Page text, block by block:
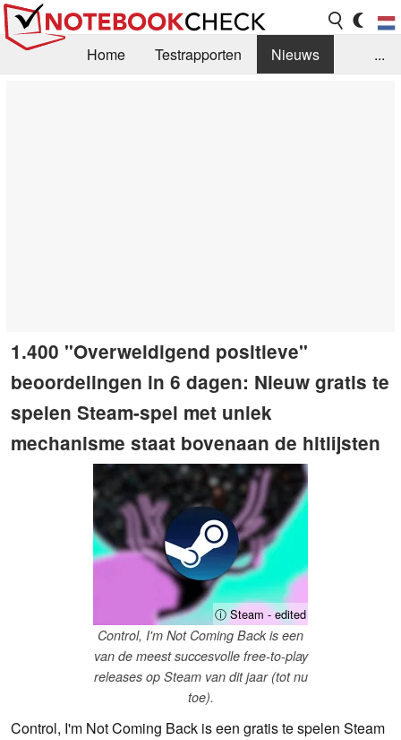
Home Testrapporten
Nieuws
...
1.400 "Overweldigend positieve"
beoordelingen in 6 dagen: Nieuw gratis te
spelen Steam-spel met uniek
mechanisme staat bovenaan de hitlijsten
ⓘ Steam - edited
Control, I'm Not Coming Back is een
van de meest succesvolle free-to-play
releases op Steam van dit jaar (tot nu
toe).
Control, I'm Not Coming Back is een gratis te spelen Steam